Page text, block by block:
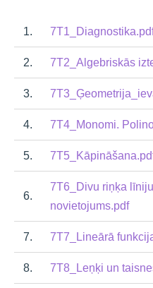
1.
2. 7T2_Algebriskās
3.
4. 7T4_Monomi.
5.
6.
7T6_Divu riņķa
novietojums.pdf
7. 7T7_Lineārā
8. 7T8_Leņķi un